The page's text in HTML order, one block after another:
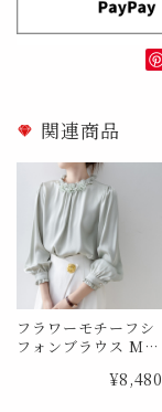
関連商品
フラワーモチーフシ
フォンブラウス Me
¥8,480